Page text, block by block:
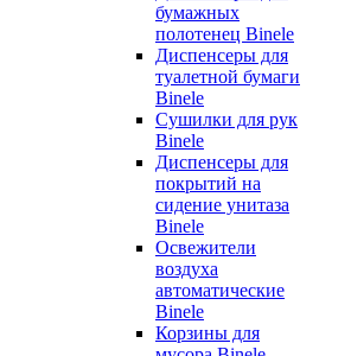
бумажных
полотенец Binele
Диспенсеры для
туалетной бумаги
Binele
Сушилки для рук
Binele
Диспенсеры для
покрытий на
сидение унитаза
Binele
Освежители
воздуха
автоматические
Binele
Корзины для